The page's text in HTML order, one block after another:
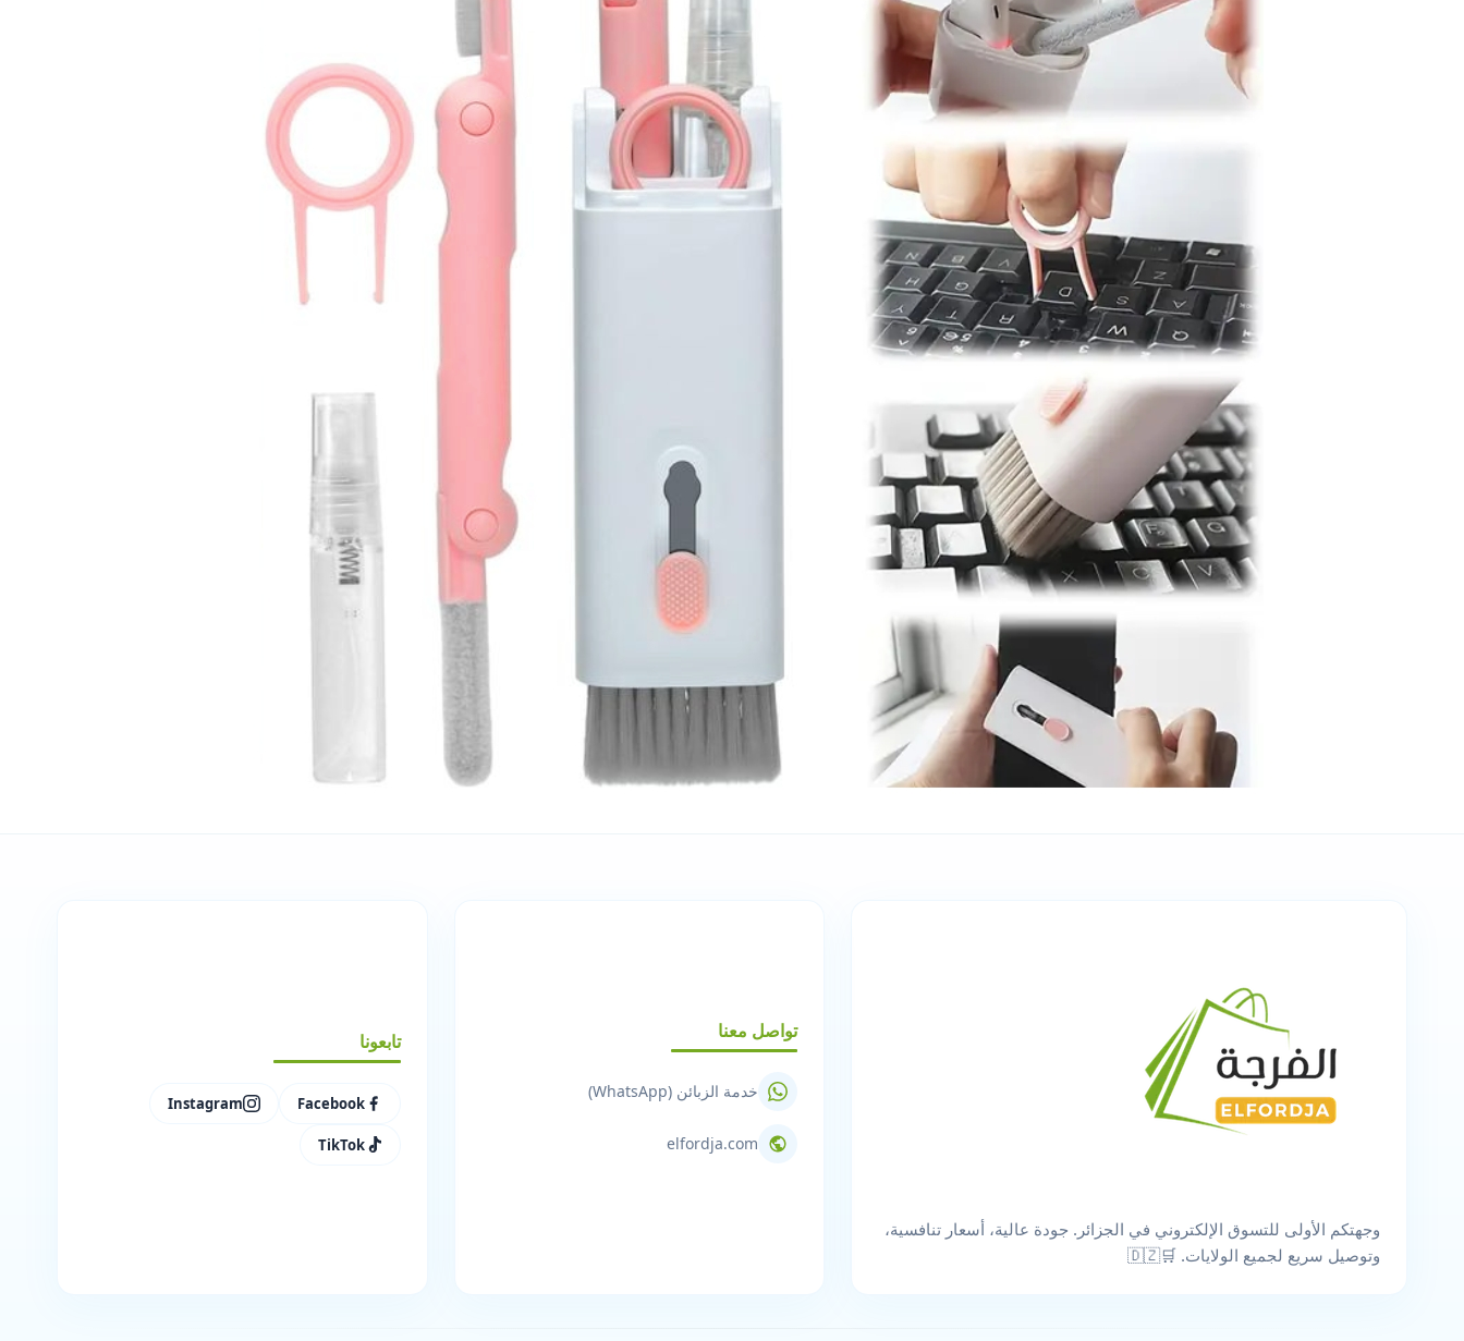
وجهتكم الأولى للتسوق الإلكتروني في الجزائر. جودة عالية، أسعار تنافسية،
وتوصيل سريع لجميع الولايات. 🛒🇩🇿
تواصل معنا
خدمة الزبائن (WhatsApp)
elfordja.com
تابعونا
Facebook
Instagram
TikTok